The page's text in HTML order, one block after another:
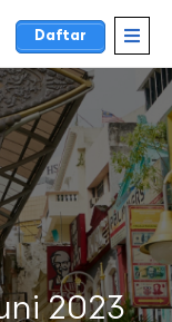
Daftar
2023